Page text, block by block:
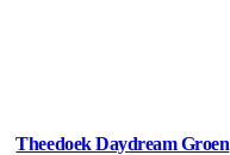
Theedoek Daydream Groen